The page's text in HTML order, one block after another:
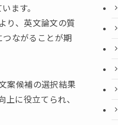
ます。
り、英文論文の質
ながることが期
案候補の選択結果
に役立てられ、